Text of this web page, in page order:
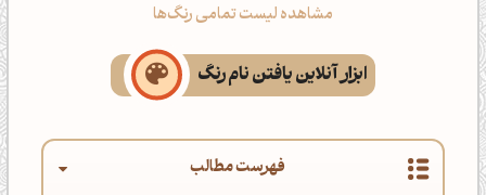
مشاهده لیست تمامی رنگ‌ها
ابزار آنلاین یافتن نام رنگ
فهرست مطالب